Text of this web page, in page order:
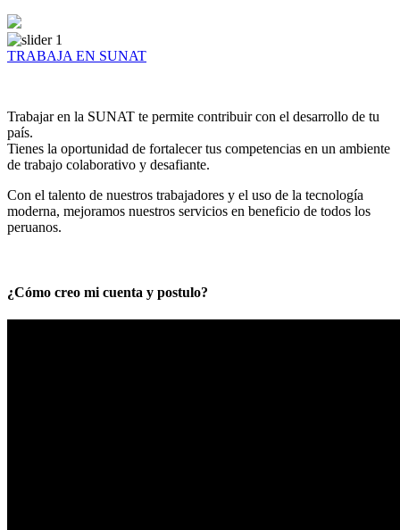
TRABAJA EN SUNAT
Trabajar en la SUNAT te permite contribuir con el desarrollo de tu
país.
Tienes la oportunidad de fortalecer tus competencias en un ambiente
de trabajo colaborativo y desafiante.
Con el talento de nuestros trabajadores y el uso de la tecnología
moderna, mejoramos nuestros servicios en beneficio de todos los
peruanos.
¿Cómo creo mi cuenta y postulo?